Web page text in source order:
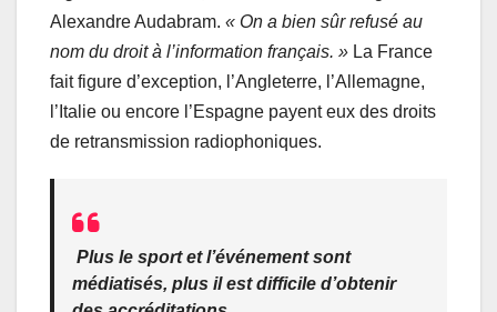
Alexandre Audabram. « On a bien sûr refusé au
nom du droit à l’information français. » La France
fait figure d’exception, l’Angleterre, l’Allemagne,
l’Italie ou encore l’Espagne payent eux des droits
de retransmission radiophoniques.
Plus le sport et l’événement sont
médiatisés, plus il est difficile d’obtenir